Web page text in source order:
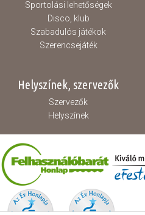
Sportolási lehetőségek
Disco, klub
Szabadulós játékok
Szerencsejáték
Helyszínek, szervezők
Szervezők
Helyszínek